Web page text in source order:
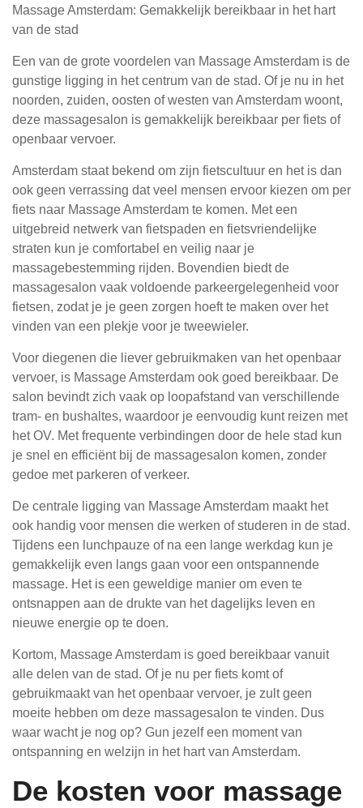
Massage Amsterdam: Gemakkelijk bereikbaar in het hart
van de stad
Een van de grote voordelen van Massage Amsterdam is de
gunstige ligging in het centrum van de stad. Of je nu in het
noorden, zuiden, oosten of westen van Amsterdam woont,
deze massagesalon is gemakkelijk bereikbaar per fiets of
openbaar vervoer.
Amsterdam staat bekend om zijn fietscultuur en het is dan
ook geen verrassing dat veel mensen ervoor kiezen om per
fiets naar Massage Amsterdam te komen. Met een
uitgebreid netwerk van fietspaden en fietsvriendelijke
straten kun je comfortabel en veilig naar je
massagebestemming rijden. Bovendien biedt de
massagesalon vaak voldoende parkeergelegenheid voor
fietsen, zodat je je geen zorgen hoeft te maken over het
vinden van een plekje voor je tweewieler.
Voor diegenen die liever gebruikmaken van het openbaar
vervoer, is Massage Amsterdam ook goed bereikbaar. De
salon bevindt zich vaak op loopafstand van verschillende
tram- en bushaltes, waardoor je eenvoudig kunt reizen met
het OV. Met frequente verbindingen door de hele stad kun
je snel en efficiënt bij de massagesalon komen, zonder
gedoe met parkeren of verkeer.
De centrale ligging van Massage Amsterdam maakt het
ook handig voor mensen die werken of studeren in de stad.
Tijdens een lunchpauze of na een lange werkdag kun je
gemakkelijk even langs gaan voor een ontspannende
massage. Het is een geweldige manier om even te
ontsnappen aan de drukte van het dagelijks leven en
nieuwe energie op te doen.
Kortom, Massage Amsterdam is goed bereikbaar vanuit
alle delen van de stad. Of je nu per fiets komt of
gebruikmaakt van het openbaar vervoer, je zult geen
moeite hebben om deze massagesalon te vinden. Dus
waar wacht je nog op? Gun jezelf een moment van
ontspanning en welzijn in het hart van Amsterdam.
De kosten voor massage